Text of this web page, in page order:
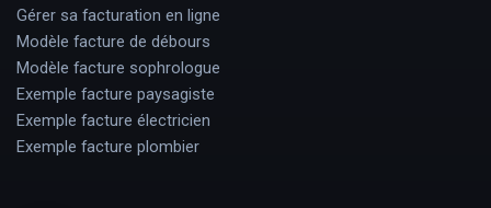
Gérer sa facturation en ligne
Modèle facture de débours
Modèle facture sophrologue
Exemple facture paysagiste
Exemple facture électricien
Exemple facture plombier